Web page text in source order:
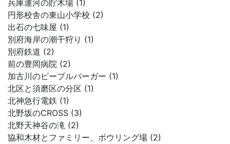
兵庫運河の貯木場 (1)
円形校舎の東山小学校 (2)
出石の七味屋 (1)
別府海岸の潮干狩り (1)
別府鉄道 (2)
前の豊岡病院 (2)
加古川のピープルバーガー (1)
北区と須磨区の分区 (1)
北神急行電鉄 (1)
北野坂のCROSS (3)
北野天神谷の滝 (2)
協和木材とファミリー、ボウリング場 (2)